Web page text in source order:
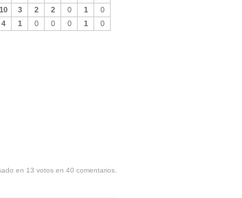
10 3 2 2 0 1
0
4 1 0 0 0 1 0
en 13 votos en 40 comentarios.